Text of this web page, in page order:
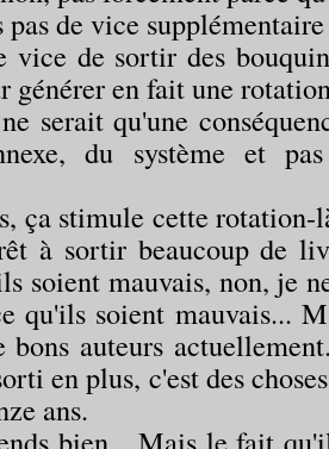
de vice supplémentaire
de sortir des
générer en fait une
serait qu'une
du système et
ça stimule cette
à sortir beaucoup de
soient mauvais, non, je
qu'ils soient mauvais...
auteurs
en plus, c'est des
ans.